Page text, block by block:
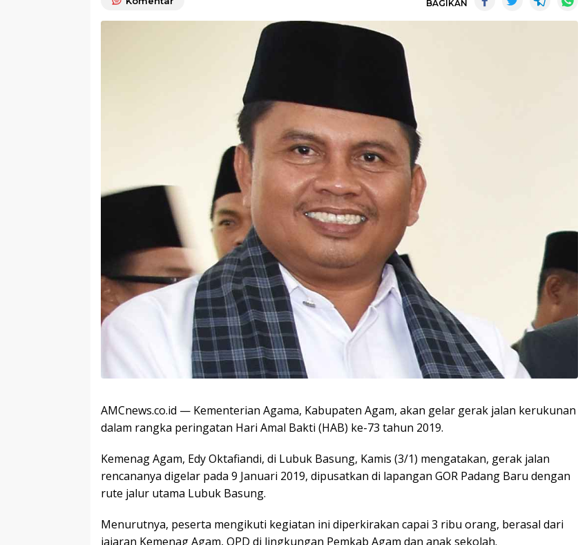
BAGIKAN
AMCnews.co.id — Kementerian Agama, Kabupaten Agam, akan gelar gerak jalan kerukunan
dalam rangka peringatan Hari Amal Bakti (HAB) ke-73 tahun 2019.
Kemenag Agam, Edy Oktafiandi, di Lubuk Basung, Kamis (3/1) mengatakan, gerak jalan
rencananya digelar pada 9 Januari 2019, dipusatkan di lapangan GOR Padang Baru dengan
rute jalur utama Lubuk Basung.
Menurutnya, peserta mengikuti kegiatan ini diperkirakan capai 3 ribu orang, berasal dari
jajaran Kemenag Agam, OPD di lingkungan Pemkab Agam dan anak sekolah.